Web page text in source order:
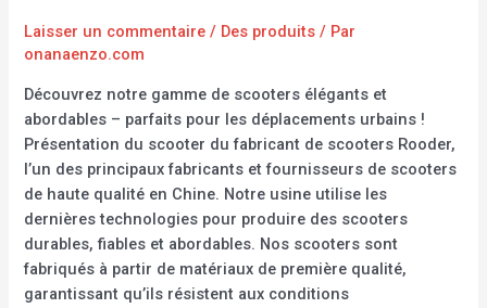
Laisser un commentaire / Des produits / Par
onanaenzo.com
Découvrez notre gamme de scooters élégants et
abordables – parfaits pour les déplacements urbains !
Présentation du scooter du fabricant de scooters Rooder,
l’un des principaux fabricants et fournisseurs de scooters
de haute qualité en Chine. Notre usine utilise les
dernières technologies pour produire des scooters
durables, fiables et abordables. Nos scooters sont
fabriqués à partir de matériaux de première qualité,
garantissant qu’ils résistent aux conditions